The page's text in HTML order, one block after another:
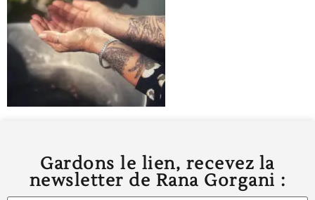
Gardons le lien, recevez la
newsletter de Rana Gorgani :